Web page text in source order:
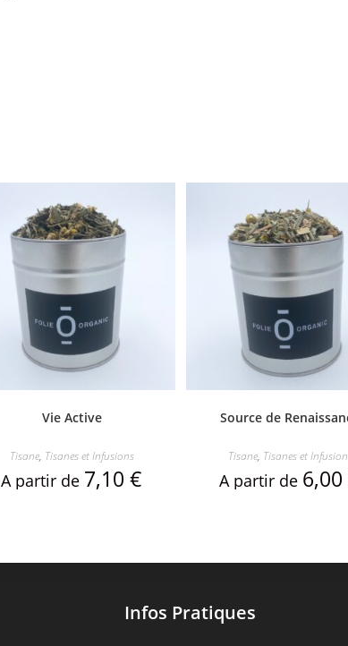
Vie Active
Tisane, Tisanes et Infusions
A partir de 7,10 €
Source de
Tisane, Tisanes et
A partir de 6,00
Infos Pratiques